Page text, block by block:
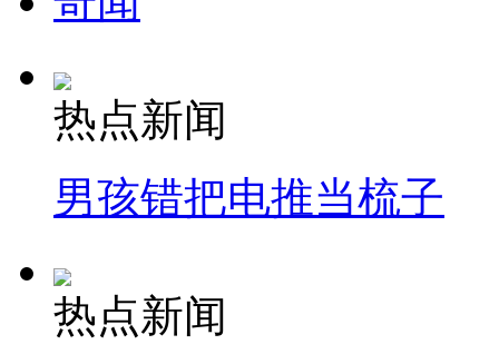
热点新闻
男孩错把电推当梳子
热点新闻